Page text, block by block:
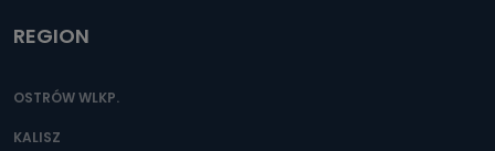
REGION
OSTRÓW WLKP.
KALISZ